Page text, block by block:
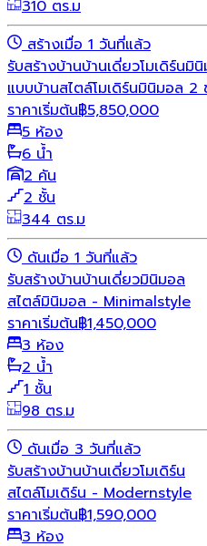
310 ตร.ม
สร้างเมื่อ 1 วันที่แล้ว
รับสร้างบ้านบ้านเดี่ยวโมเดิร์นมิ
แบบบ้านสไตล์โมเดิร์นมินิมอล
ราคาเริ่มต้น฿5,850,000
5 ห้อง
6 น้ำ
2 คัน
2 ชั้น
344 ตร.ม
ดันเมื่อ 1 วันที่แล้ว
รับสร้างบ้านบ้านเดี่ยวมินิมอล
สไตล์มินิมอล - Minimalstyle
ราคาเริ่มต้น฿1,450,000
3 ห้อง
2 น้ำ
1 ชั้น
98 ตร.ม
ดันเมื่อ 3 วันที่แล้ว
รับสร้างบ้านบ้านเดี่ยวโมเดิร์น
สไตล์โมเดิร์น - Modernstyle
ราคาเริ่มต้น฿1,590,000
3 ห้อง